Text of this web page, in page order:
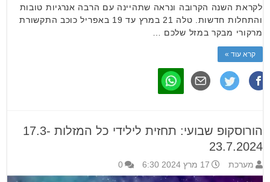
לקראת השנה הקרובה ונראה שתהיינה עם הרבה אנרגיות טובות
והתחלות חדשות. טלה 21 במרץ עד 19 באפריל כוכב התקשורת
מרקורי מבקר במזל שלכם …
קרא עוד »
הורוסקופ שבועי: תחזית לילידי כל המזלות 17.3-
23.7.2024
מערכת 17 מרץ 2024 6:30 0